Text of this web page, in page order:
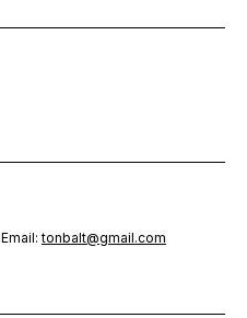
Email:tonbalt@gmail.com